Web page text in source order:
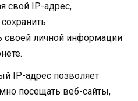
свой IP-адрес,
своей личной информации
IP-адрес позволяет
посещать веб-сайты,